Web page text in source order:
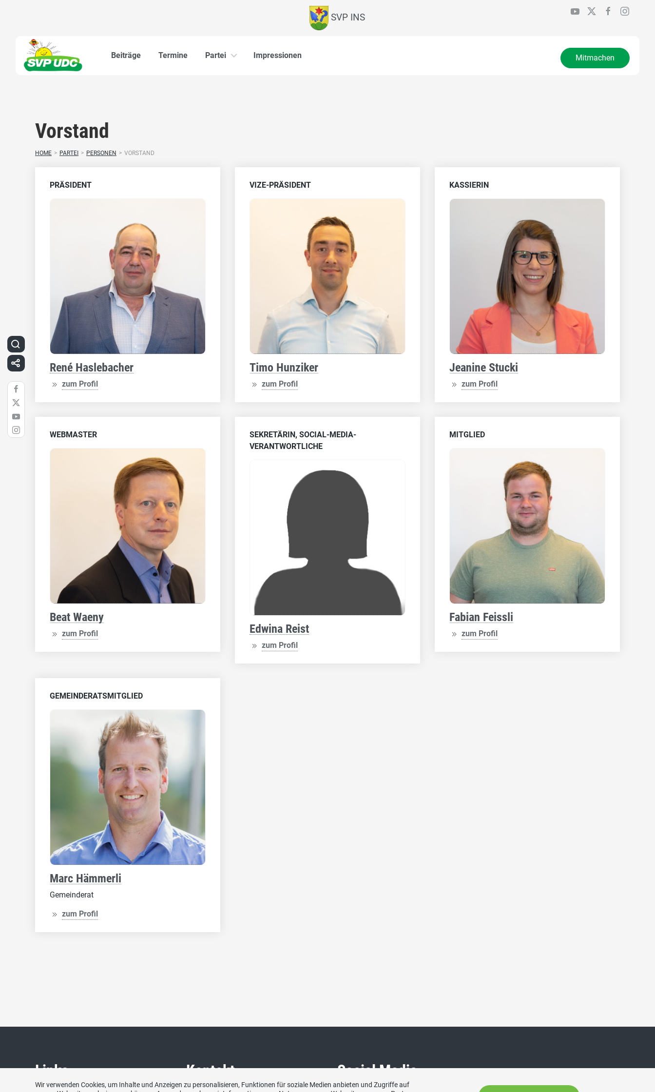
SVP INS
Beiträge Termine Partei Impressionen Mitmachen
Vorstand
HOME > PARTEI > PERSONEN > VORSTAND
PRÄSIDENT
René Haslebacher
zum Profil
VIZE-PRÄSIDENT
Timo Hunziker
zum Profil
KASSIERIN
Jeanine Stucki
zum Profil
WEBMASTER
Beat Waeny
zum Profil
SEKRETÄRIN, SOCIAL-MEDIA-
VERANTWORTLICHE
Edwina Reist
zum Profil
MITGLIED
Fabian Feissli
zum Profil
GEMEINDERATSMITGLIED
Marc Hämmerli
Gemeinderat
zum Profil
Links Kontakt Social Media
Wir verwenden Cookies, um Inhalte und Anzeigen zu personalisieren, Funktionen für soziale Medien anbieten und Zugriffe auf